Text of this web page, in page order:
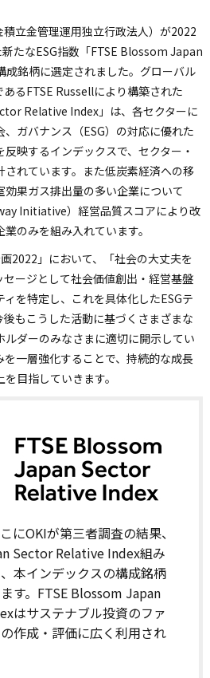
立金管理運用独立行政法人）が2022
たなESG指数「FTSE Blossom Japan
銘柄に選定されました。グローバル
るFTSE Russellにより構築された
Relative Index」は、各セクターに
ガバナンス（ESG）の対応に優れた
映するインデックスで、セクター・
れています。また低炭素経済への移
果ガス排出量の多い企業について
Initiative）経営品質スコアにより改
のみを組み入れています。
2022」において、「社会の大丈夫を
ージとして社会価値創出・経営基盤
を特定し、これを具体化したESGテ
もこうした活動に基づくさまざまな
ダーのみなさまに適切に開示してい
を一層強化することで、持続的な成長
目指していきます。
にOKIが第三者調査の結果、
Sector Relative Index組み
本インデックスの構成銘柄
す。FTSE Blossom Japan
はサステナブル投資のファ
作成・評価に広く利用され